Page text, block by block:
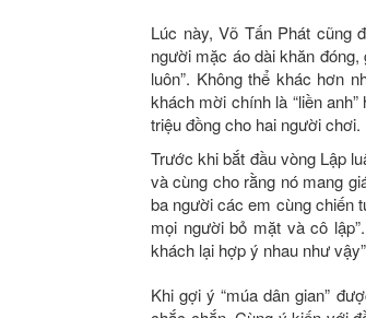
Lúc này, Võ Tấn Phát cũng
người mặc áo dài khăn đóng,
luôn”. Không thể khác hơn
khách mời chính là “liền
triệu đồng cho hai người chơi.
Trước khi bắt đầu vòng Lập
và cùng cho rằng nó mang
ba người các em cùng chiến
mọi người bỏ mặt và cô
khách lại hợp ý nhau như
Khi gợi ý “múa dân gian”